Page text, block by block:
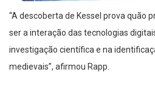
“A descoberta de Kessel prova quão
ser a interação das tecnologias
investigação científica e na
medievais”, afirmou Rapp.